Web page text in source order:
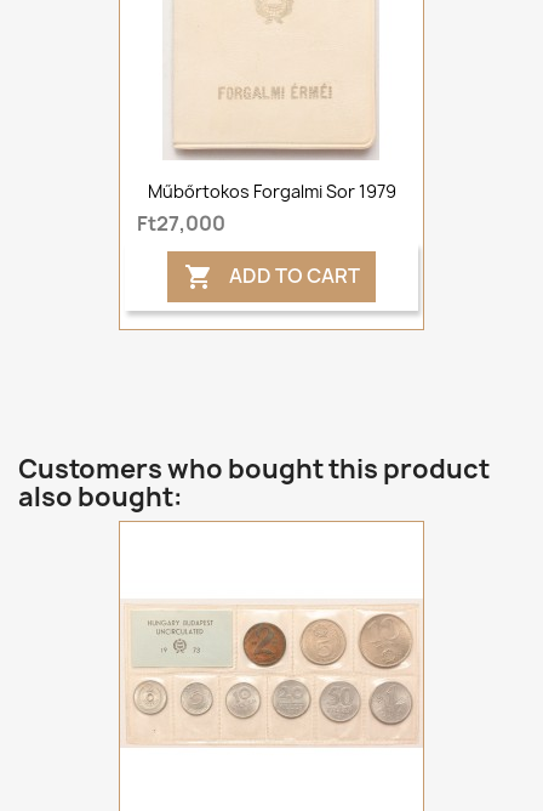
Műbőrtokos Forgalmi Sor 1979
Ft27,000
 ADD TO CART
Customers who bought this product
also bought: